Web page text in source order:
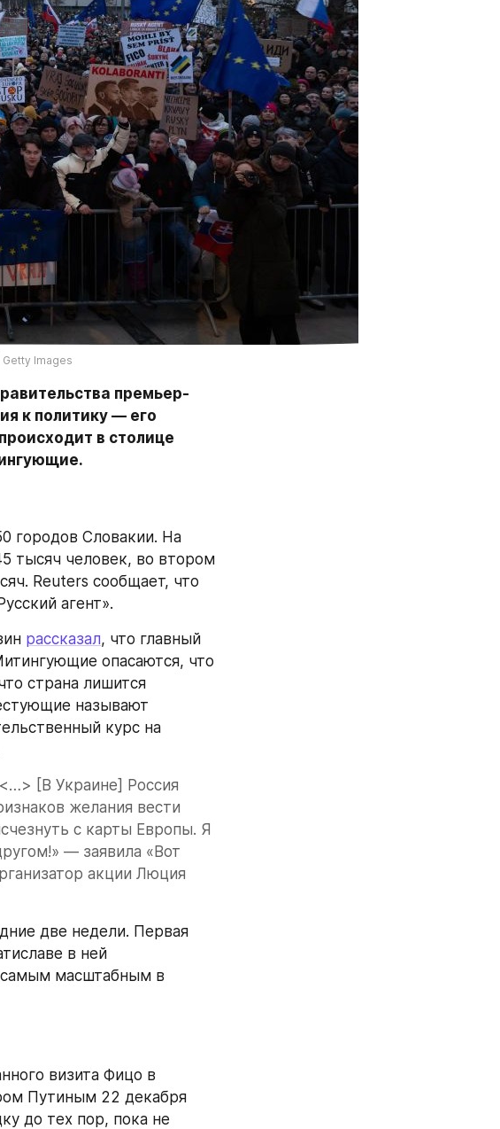
Images
премьер-
к политику — его
в столице
городов Словакии. На
тысяч человек, во втором
Reuters сообщает, что
агент».
рассказал, что главный
опасаются, что
страна лишится
называют
курс на
[В Украине] Россия
желания вести
с карты Европы. Я
— заявила «Вот
акции Люция
две недели. Первая
в ней
самым масштабным в
визита Фицо в
Путиным 22 декабря
до тех пор, пока не